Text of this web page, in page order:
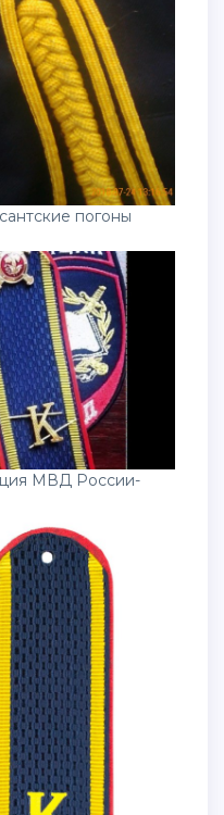
погоны
МВД России-